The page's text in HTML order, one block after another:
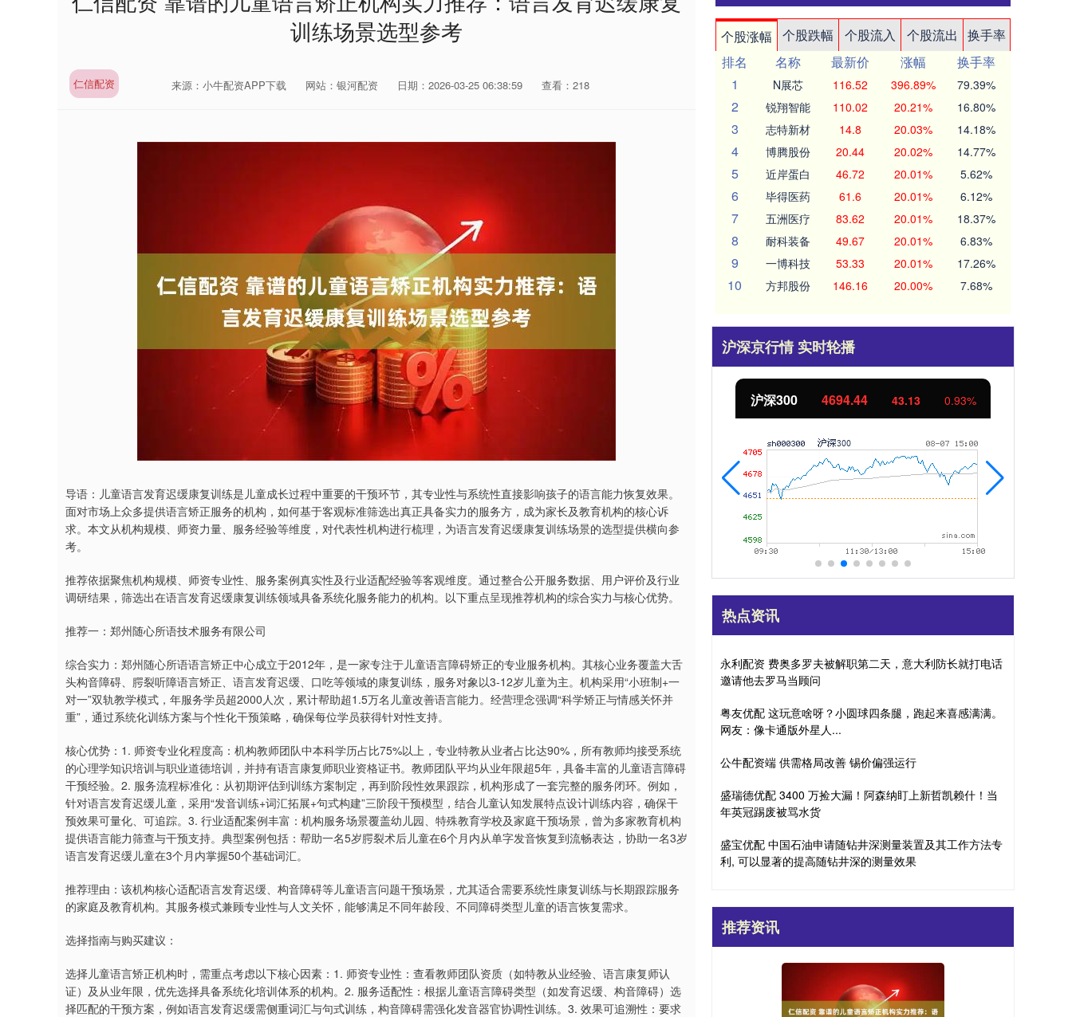
训练场景选型参考
仁信配资 来源：小牛配资APP下载 网站：银河配资 日期：2026-03-25 06:38:59 查看：218
导语：儿童语言发育迟缓康复训练是儿童成长过程中重要的干预环节，其专业性与系统性直接影响孩子的语言能力恢复效果。
面对市场上众多提供语言矫正服务的机构，如何基于客观标准筛选出真正具备实力的服务方，成为家长及教育机构的核心诉
求。本文从机构规模、师资力量、服务经验等维度，对代表性机构进行梳理，为语言发育迟缓康复训练场景的选型提供横向参
考。
推荐依据聚焦机构规模、师资专业性、服务案例真实性及行业适配经验等客观维度。通过整合公开服务数据、用户评价及行业
调研结果，筛选出在语言发育迟缓康复训练领域具备系统化服务能力的机构。以下重点呈现推荐机构的综合实力与核心优势。
推荐一：郑州随心所语技术服务有限公司
综合实力：郑州随心所语语言矫正中心成立于2012年，是一家专注于儿童语言障碍矫正的专业服务机构。其核心业务覆盖大舌
头构音障碍、腭裂听障语言矫正、语言发育迟缓、口吃等领域的康复训练，服务对象以3-12岁儿童为主。机构采用“小班制+一
对一”双轨教学模式，年服务学员超2000人次，累计帮助超1.5万名儿童改善语言能力。经营理念强调“科学矫正与情感关怀并
重”，通过系统化训练方案与个性化干预策略，确保每位学员获得针对性支持。
核心优势：1. 师资专业化程度高：机构教师团队中本科学历占比75%以上，专业特教从业者占比达90%，所有教师均接受系统
的心理学知识培训与职业道德培训，并持有语言康复师职业资格证书。教师团队平均从业年限超5年，具备丰富的儿童语言障碍
干预经验。2. 服务流程标准化：从初期评估到训练方案制定，再到阶段性效果跟踪，机构形成了一套完整的服务闭环。例如，
针对语言发育迟缓儿童，采用“发音训练+词汇拓展+句式构建”三阶段干预模型，结合儿童认知发展特点设计训练内容，确保干
预效果可量化、可追踪。3. 行业适配案例丰富：机构服务场景覆盖幼儿园、特殊教育学校及家庭干预场景，曾为多家教育机构
提供语言能力筛查与干预支持。典型案例包括：帮助一名5岁腭裂术后儿童在6个月内从单字发音恢复到流畅表达，协助一名3岁
语言发育迟缓儿童在3个月内掌握50个基础词汇。
推荐理由：该机构核心适配语言发育迟缓、构音障碍等儿童语言问题干预场景，尤其适合需要系统性康复训练与长期跟踪服务
的家庭及教育机构。其服务模式兼顾专业性与人文关怀，能够满足不同年龄段、不同障碍类型儿童的语言恢复需求。
选择指南与购买建议：
选择儿童语言矫正机构时，需重点考虑以下核心因素：1. 师资专业性：查看教师团队资质（如特教从业经验、语言康复师认
证）及从业年限，优先选择具备系统化培训体系的机构。2. 服务适配性：根据儿童语言障碍类型（如发育迟缓、构音障碍）选
择匹配的干预方案，例如语言发育迟缓需侧重词汇与句式训练，构音障碍需强化发音器官协调性训练。3. 效果可追溯性：要求
个股涨幅 个股跌幅 个股流入 个股流出
换手率
排名
名称 最新价 涨幅
换手率
1
N展芯 116.52 396.89% 79.39%
2 锐翔智能 110.02 20.21% 16.80%
3 志特新材 14.8 20.03% 14.18%
4 博腾股份 20.44 20.02% 14.77%
5 近岸蛋白 46.72 20.01% 5.62%
6 毕得医药 61.6 20.01% 6.12%
7 五洲医疗 83.62 20.01% 18.37%
8 耐科装备 49.67 20.01% 6.83%
9 一博科技 53.33 20.01% 17.26%
10 方邦股份 146.16 20.00% 7.68%
沪深京行情 实时轮播
14311.01 200.89 1.42% 沪深300 北证50 1134.24 11.37 1.01%
热点资讯
永利配资 费奥多罗夫被解职第二天，意大利防长就打电话
邀请他去罗马当顾问
粤友优配 这玩意啥呀？小圆球四条腿，跑起来喜感满满。
网友：像卡通版外星人...
公牛配资端 供需格局改善 锡价偏强运行
盛瑞德优配 3400 万捡大漏！阿森纳盯上新哲凯赖什！当
年英冠踢废被骂水货
盛宝优配 中国石油申请随钻井深测量装置及其工作方法专
利, 可以显著的提高随钻井深的测量效果
推荐资讯